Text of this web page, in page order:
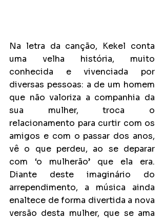
Na letra da canção, Kekel conta
uma velha história, muito
conhecida e vivenciada por
diversas pessoas: a de um homem
que não valoriza a companhia da
sua mulher, troca o
relacionamento para curtir com os
amigos e com o passar dos anos,
vê o que perdeu, ao se deparar
com ‘o mulherão’ que ela era.
Diante deste imaginário do
arrependimento, a música ainda
enaltece de forma divertida a nova
versão desta mulher, que se ama